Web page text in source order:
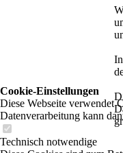
Cookie-Einstellungen
Diese Webseite verwendet
Datenverarbeitung kann
Technisch notwendige